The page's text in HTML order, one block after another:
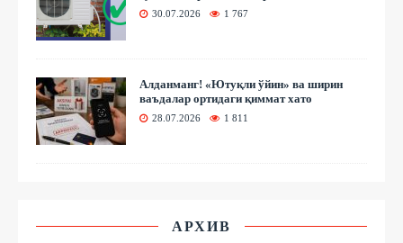
30.07.2026 1 767
Алданманг! «Ютуқли ўйин» ва ширин
ваъдалар ортидаги қиммат хато
28.07.2026 1 811
АРХИВ